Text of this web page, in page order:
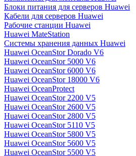
Блоки питания для серверов Huawei
Кабели для серверов Huawei
Рабочие станции Huawei
Huawei MateStation
Системы хранения данных Huawei
Huawei OceanStor Dorado V6
Huawei OceanStor 5000 V6
Huawei OceanStor 6000 V6
Huawei OceanStor 18000 V6
Huawei OceanProtect
Huawei OceanStor 2200 V5
Huawei OceanStor 2600 V5
Huawei OceanStor 2800 V5
Huawei OceanStor 5110 V5
Huawei OceanStor 5800 V5
Huawei OceanStor 5600 V5
Huawei OceanStor 5500 V5